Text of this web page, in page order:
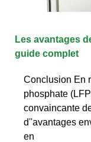
Les avantages
guide complet
Conclusion En
phosphate
convaincante
d''avantages
en